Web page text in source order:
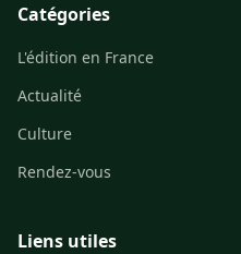
Catégories
L'édition en France
Actualité
Culture
Rendez-vous
Liens utiles